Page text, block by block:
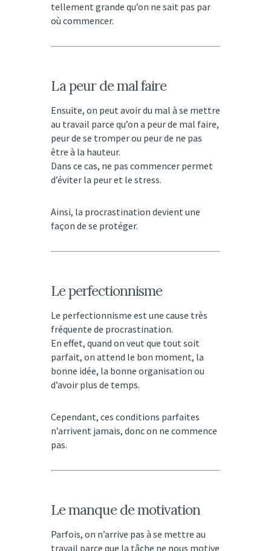
tellement grande qu’on ne sait pas par
où commencer.
La peur de mal faire
Ensuite, on peut avoir du mal à se mettre
au travail parce qu’on a peur de mal faire,
peur de se tromper ou peur de ne pas
être à la hauteur.
Dans ce cas, ne pas commencer permet
d’éviter la peur et le stress.
Ainsi, la procrastination devient une
façon de se protéger.
Le perfectionnisme
Le perfectionnisme est une cause très
fréquente de procrastination.
En effet, quand on veut que tout soit
parfait, on attend le bon moment, la
bonne idée, la bonne organisation ou
d’avoir plus de temps.
Cependant, ces conditions parfaites
n’arrivent jamais, donc on ne commence
pas.
Le manque de motivation
Parfois, on n’arrive pas à se mettre au
travail parce que la tâche ne nous motive